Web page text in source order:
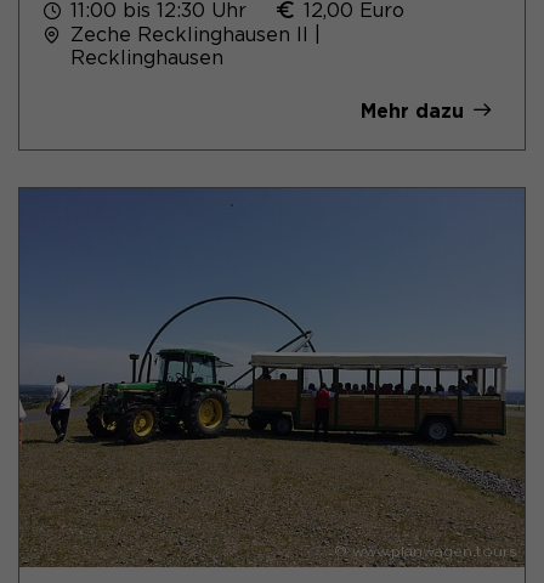
11:00 bis 12:30 Uhr
12,00 Euro
Zeche Recklinghausen II |
Recklinghausen
Mehr dazu
© www.planwagen.tours